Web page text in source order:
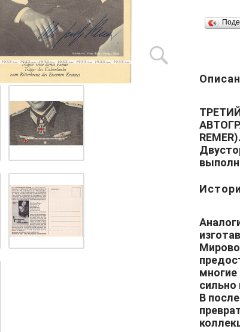
REMER).
многие
сильно
В